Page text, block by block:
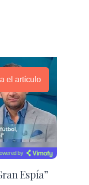
el artículo
by
Espía”